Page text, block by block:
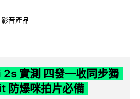
影音產品
實測 四發一收同步獨
防爆咪拍片必備